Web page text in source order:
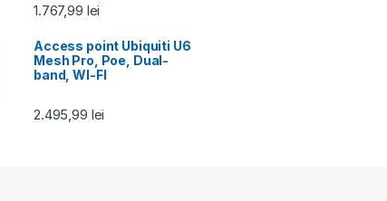
1.767,99 lei
Access point Ubiquiti U6
Mesh Pro, Poe, Dual-
band, WI-FI
2.495,99 lei